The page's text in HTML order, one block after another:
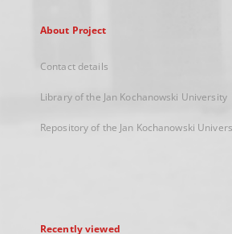
About Project
Contact details
Library of the Jan Kochanowski University
Repository of the Jan Kochanowski
Recently viewed